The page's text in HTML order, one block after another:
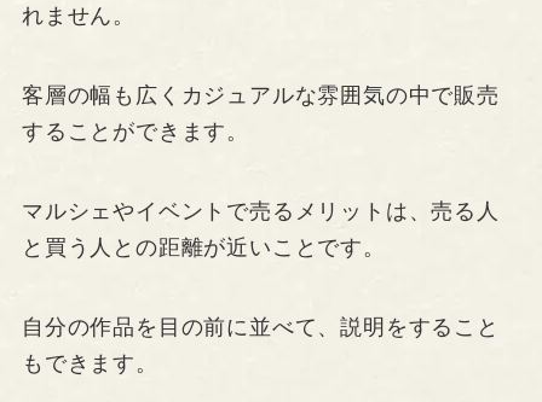
れません。
客層の幅も広くカジュアルな雰囲気の中で販売
することができます。
マルシェやイベントで売るメリットは、売る人
と買う人との距離が近いことです。
自分の作品を目の前に並べて、説明をすること
もできます。